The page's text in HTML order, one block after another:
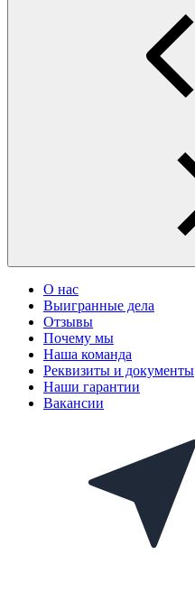
О нас
Выигранные дела
Отзывы
Почему мы
Наша команда
Реквизиты и документы
Наши гарантии
Вакансии